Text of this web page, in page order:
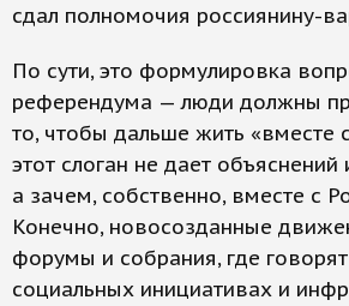
сдал полномочия россиянину-
По сути, это формулировка
референдума — люди должны
то, чтобы дальше жить «вместе
этот слоган не дает
а зачем, собственно, вместе с
Конечно, новосозданные
форумы и собрания, где
социальных инициативах и